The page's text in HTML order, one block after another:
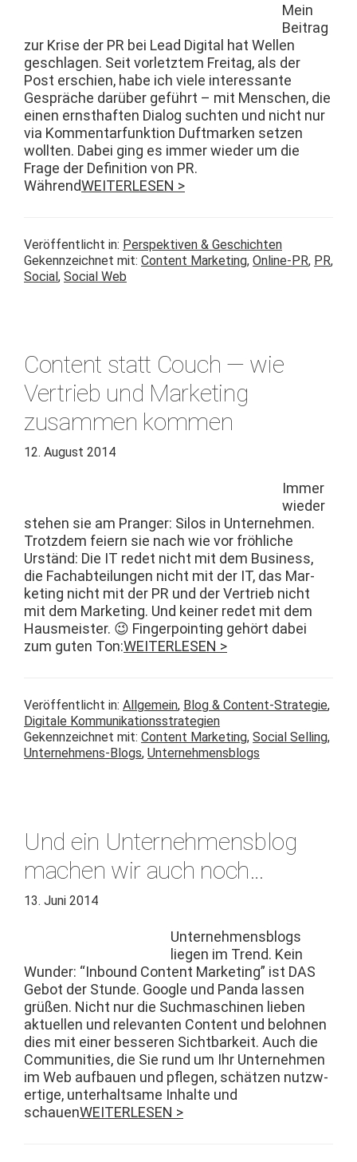
Mein
Beitrag
zur Krise der PR bei Lead Dig­i­tal hat Wellen
geschla­gen. Seit vor­let­ztem Fre­itag, als der
Post erschien, habe ich viele inter­es­sante
Gespräche darüber geführt – mit Men­schen, die
einen ern­sthaften Dia­log sucht­en und nicht nur
via Kom­men­tar­funk­tion Duft­marken set­zen
woll­ten. Dabei ging es immer wieder um die
Frage der Def­i­n­i­tion von PR.
WährendWEITERLESEN >
Veröffentlicht in: Perspektiven & Geschichten
Gekennzeichnet mit: Content Marketing, Online-PR, PR,
Social, Social Web
Content statt Couch — wie
Vertrieb und Marketing
zusammen kommen
12. August 2014
Immer
wieder
ste­hen sie am Pranger: Silos in Unternehmen.
Trotz­dem feiern sie nach wie vor fröh­liche
Urständ: Die IT redet nicht mit dem Busi­ness,
die Fach­abteilun­gen nicht mit der IT, das Mar­
ket­ing nicht mit der PR und der Ver­trieb nicht
mit dem Mar­ket­ing. Und kein­er redet mit dem
Haus­meis­ter. 😉 Fin­ger­point­ing gehört dabei
zum guten Ton:WEITERLESEN >
Veröffentlicht in: Allgemein, Blog & Content-Strategie,
Digitale Kommunikationsstrategien
Gekennzeichnet mit: Content Marketing, Social Selling,
Unternehmens-Blogs, Unternehmensblogs
Und ein Unternehmensblog
machen wir auch noch…
13. Juni 2014
Unternehmens­blogs
liegen im Trend. Kein
Wun­der: “Inbound Con­tent Mar­ket­ing” ist DAS
Gebot der Stunde. Google und Pan­da lassen
grüßen. Nicht nur die Such­maschi­nen lieben
aktuellen und rel­e­van­ten Con­tent und belohnen
dies mit ein­er besseren Sicht­barkeit. Auch die
Com­mu­ni­ties, die Sie rund um Ihr Unternehmen
im Web auf­bauen und pfle­gen, schätzen nutzw­
er­tige, unter­halt­same Inhalte und
schauenWEITERLESEN >